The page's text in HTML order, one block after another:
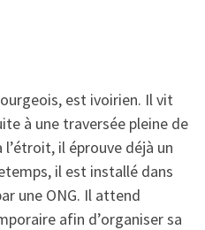
est ivoirien. Il vit
à une traversée pleine de
il éprouve déjà un
il est installé dans
une ONG. Il attend
afin d’organiser sa